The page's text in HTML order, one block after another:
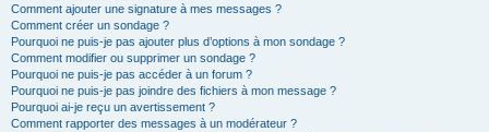
Comment ajouter une signature à mes messages ?
Comment créer un sondage ?
Pourquoi ne puis-je pas ajouter plus d’options à mon sondage ?
Comment modifier ou supprimer un sondage ?
Pourquoi ne puis-je pas accéder à un forum ?
Pourquoi ne puis-je pas joindre des fichiers à mon message ?
Pourquoi ai-je reçu un avertissement ?
Comment rapporter des messages à un modérateur ?